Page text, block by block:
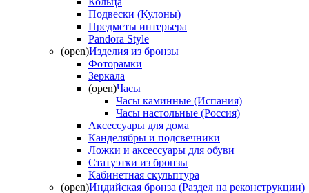
Подвески (Кулоны)
Предметы интерьера
Pandora Style
(open)Изделия из бронзы
Фоторамки
Зеркала
(open)Часы
Часы каминные (Испания)
Часы настольные (Россия)
Аксессуары для дома
Канделябры и подсвечники
Ложки и аксессуары для обуви
Статуэтки из бронзы
Кабинетная скульптура
(open)Индийская бронза (Раздел на реконструкции)